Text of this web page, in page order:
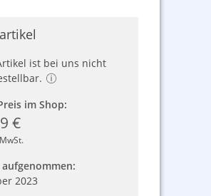
ist bei uns nicht
im Shop:
€
aufgenommen:
2023